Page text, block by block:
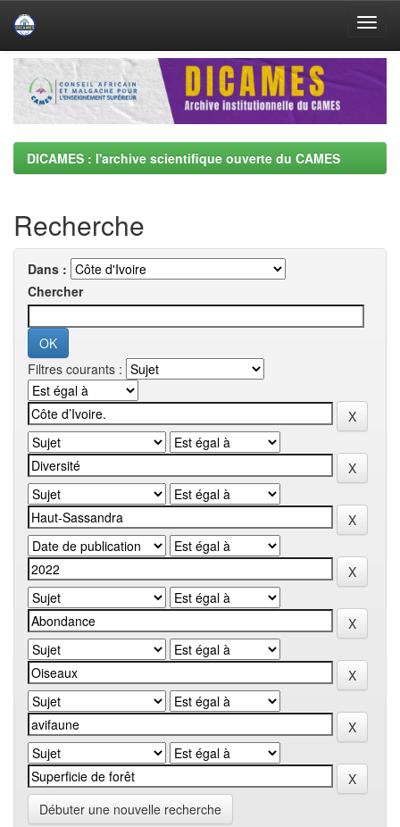
Skip
navigation
DICAMES : l'archive scientifique ouverte du CAMES
Recherche
Dans :
Chercher
Filtres courants :
Débuter une nouvelle recherche